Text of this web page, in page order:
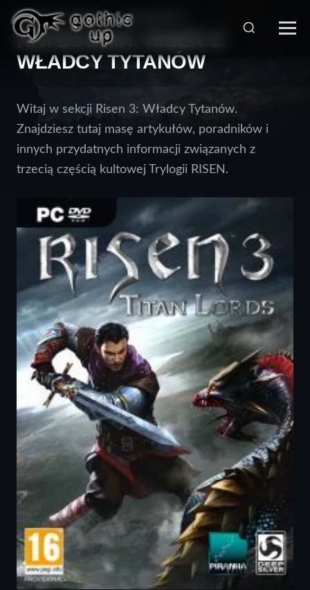
STRONA GŁÓWNA > WIADOMOŚCI
KATEGORIA:
WŁADCY TYTANÓW
Witaj w sekcji Risen 3: Władcy Tytanów.
Znajdziesz tutaj masę artykułów, poradników i
innych przydatnych informacji związanych z
trzecią częścią kultowej Trylogii RISEN.